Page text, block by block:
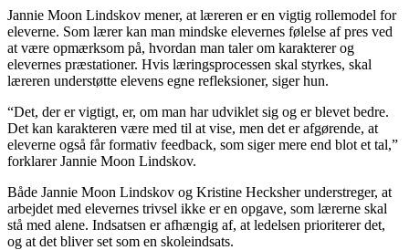
Jannie Moon Lindskov mener, at læreren er en vigtig rollemodel for
eleverne. Som lærer kan man mindske elevernes følelse af pres ved
at være opmærksom på, hvordan man taler om karakterer og
elevernes præstationer. Hvis læringsprocessen skal styrkes, skal
læreren understøtte elevens egne refleksioner, siger hun.
“Det, der er vigtigt, er, om man har udviklet sig og er blevet bedre.
Det kan karakteren være med til at vise, men det er afgørende, at
eleverne også får formativ feedback, som siger mere end blot et tal,”
forklarer Jannie Moon Lindskov.
Både Jannie Moon Lindskov og Kristine Hecksher understreger, at
arbejdet med elevernes trivsel ikke er en opgave, som lærerne skal
stå med alene. Indsatsen er afhængig af, at ledelsen prioriterer det,
og at det bliver set som en skoleindsats.